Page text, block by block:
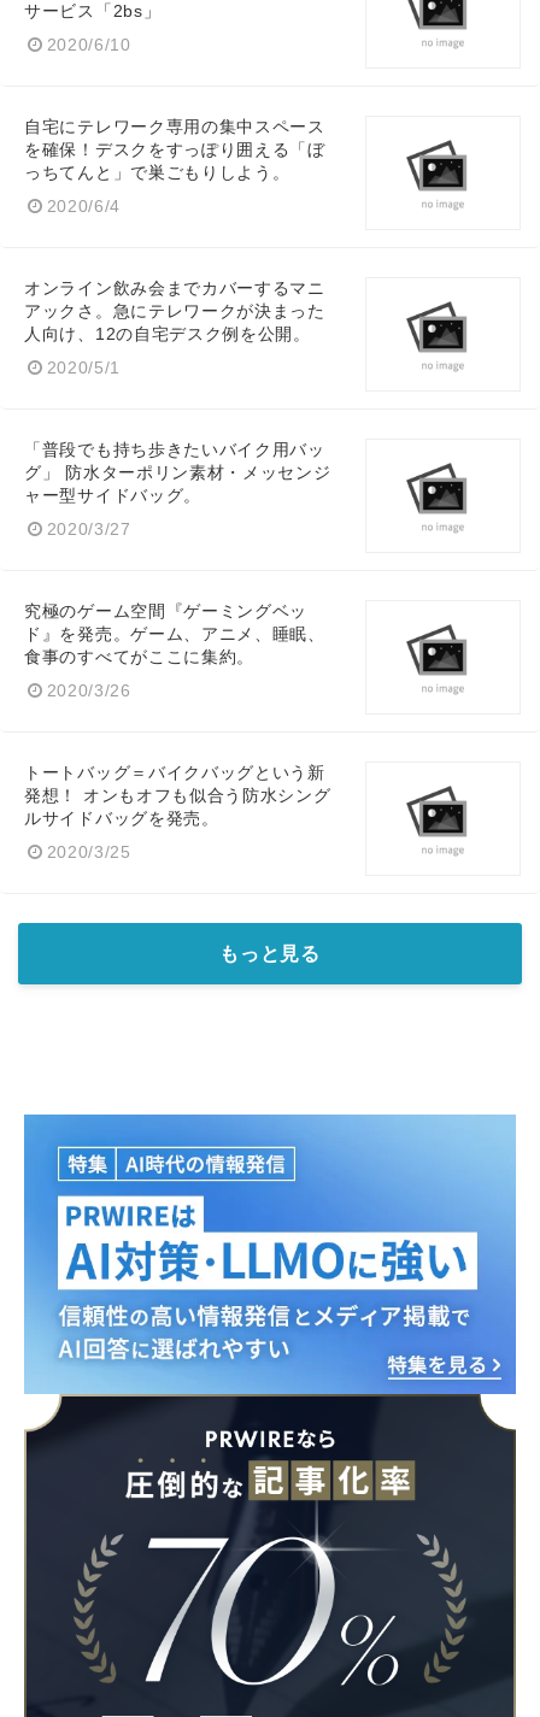
サービス「2bs」
2020/6/10
自宅にテレワーク専用の集中スペース
を確保！デスクをすっぽり囲える「ぼ
っちてんと」で巣ごもりしよう。
2020/6/4
オンライン飲み会までカバーするマニ
アックさ。急にテレワークが決まった
人向け、12の自宅デスク例を公開。
2020/5/1
「普段でも持ち歩きたいバイク用バッ
グ」 防水ターポリン素材・メッセンジ
ャー型サイドバッグ。
2020/3/27
究極のゲーム空間『ゲーミングベッ
ド』を発売。ゲーム、アニメ、睡眠、
食事のすべてがここに集約。
2020/3/26
トートバッグ＝バイクバッグという新
発想！ オンもオフも似合う防水シング
ルサイドバッグを発売。
2020/3/25
もっと見る